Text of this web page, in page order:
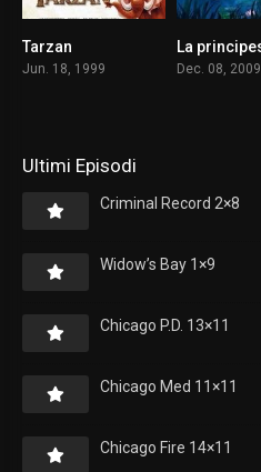
Tarzan
Jun. 18, 1999 Dec. 08, 2009
Ultimi Episodi
Criminal Record 2×8
Widow’s Bay 1×9
Chicago P.D. 13×11
Chicago Med 11×11
Chicago Fire 14×11